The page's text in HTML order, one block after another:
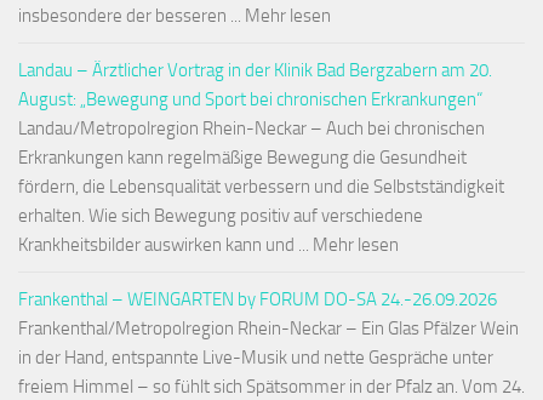
insbesondere der besseren ... Mehr lesen
Landau – Ärztlicher Vortrag in der Klinik Bad Bergzabern am 20.
August: „Bewegung und Sport bei chronischen Erkrankungen“
Landau/Metropolregion Rhein-Neckar – Auch bei chronischen
Erkrankungen kann regelmäßige Bewegung die Gesundheit
fördern, die Lebensqualität verbessern und die Selbstständigkeit
erhalten. Wie sich Bewegung positiv auf verschiedene
Krankheitsbilder auswirken kann und ... Mehr lesen
Frankenthal – WEINGARTEN by FORUM DO-SA 24.-26.09.2026
Frankenthal/Metropolregion Rhein-Neckar – Ein Glas Pfälzer Wein
in der Hand, entspannte Live-Musik und nette Gespräche unter
freiem Himmel – so fühlt sich Spätsommer in der Pfalz an. Vom 24.